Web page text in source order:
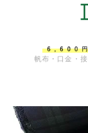
帆布・口金・